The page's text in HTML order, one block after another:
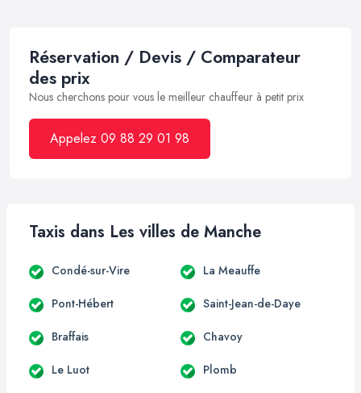
Réservation / Devis / Comparateur
des prix
Nous cherchons pour vous le meilleur chauffeur à petit prix
Appelez 09 88 29 01 98
Taxis dans Les villes de Manche
Condé-sur-Vire La Meauffe
Pont-Hébert Saint-Jean-de-Daye
Braffais Chavoy
Le Luot Plomb